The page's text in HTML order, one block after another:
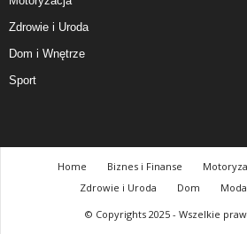
Zdrowie i Uroda
Dom i Wnętrze
Sport
Home Biznes i Finanse
Zdrowie i Uroda
Dom
© Copyrights 2025 - Wszelkie